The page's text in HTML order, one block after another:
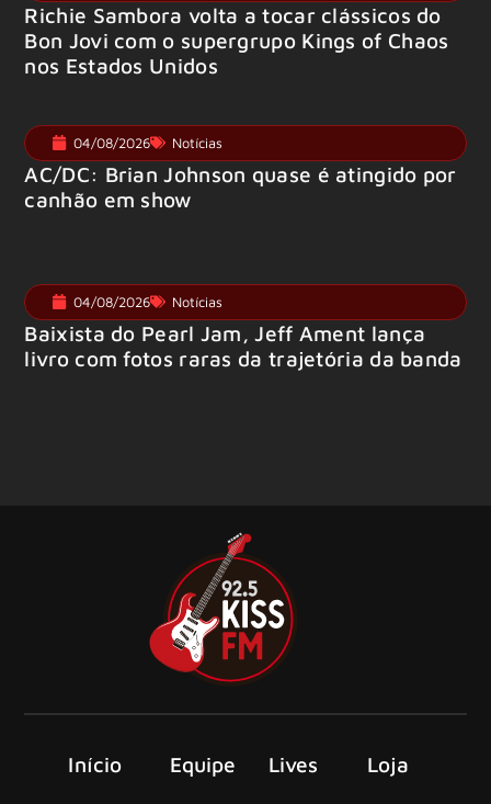
Richie Sambora volta a tocar clássicos do
Bon Jovi com o supergrupo Kings of Chaos
nos Estados Unidos
04/08/2026 Notícias
AC/DC: Brian Johnson quase é atingido por
canhão em show
04/08/2026 Notícias
Baixista do Pearl Jam, Jeff Ament lança
livro com fotos raras da trajetória da banda
Início Equipe Lives Loja